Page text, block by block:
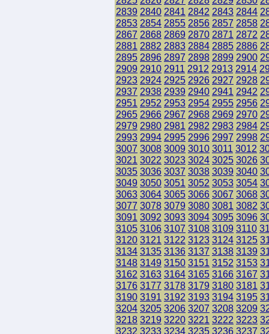
2839 2840 2841 2842 2843 2844
2853 2854 2855 2856 2857 2858
2867 2868 2869 2870 2871 2872
2881 2882 2883 2884 2885 2886
2895 2896 2897 2898 2899 2900
2909 2910 2911 2912 2913 2914
2923 2924 2925 2926 2927 2928
2937 2938 2939 2940 2941 2942
2951 2952 2953 2954 2955 2956
2965 2966 2967 2968 2969 2970
2979 2980 2981 2982 2983 2984
2993 2994 2995 2996 2997 2998
3007 3008 3009 3010 3011 3012
3021 3022 3023 3024 3025 3026
3035 3036 3037 3038 3039 3040
3049 3050 3051 3052 3053 3054
3063 3064 3065 3066 3067 3068
3077 3078 3079 3080 3081 3082
3091 3092 3093 3094 3095 3096
3105 3106 3107 3108 3109 3110
3120 3121 3122 3123 3124 3125
3134 3135 3136 3137 3138 3139
3148 3149 3150 3151 3152 3153
3162 3163 3164 3165 3166 3167
3176 3177 3178 3179 3180 3181
3190 3191 3192 3193 3194 3195
3204 3205 3206 3207 3208 3209
3218 3219 3220 3221 3222 3223
3232 3233 3234 3235 3236 3237